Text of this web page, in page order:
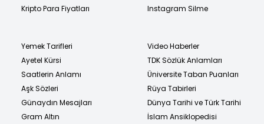
Kripto Para Fiyatları
Instagram Silme
Yemek Tarifleri
Ayetel Kürsi
Saatlerin Anlamı
Aşk Sözleri
Günaydın Mesajları
Gram Altın
Video Haberler
TDK Sözlük Anlamları
Üniversite Taban Puanları
Rüya Tabirleri
Dünya Tarihi ve Türk Tarihi
İslam Ansiklopedisi